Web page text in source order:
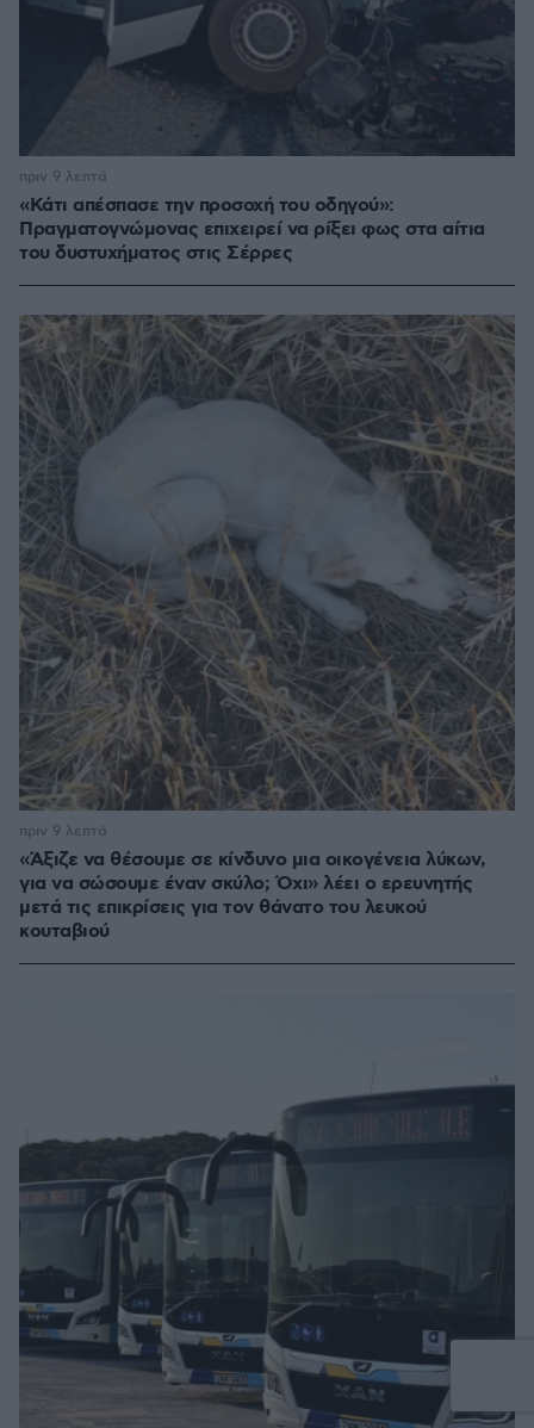
«Κάτι απέσπασε την προσοχή του οδηγού»:
Πραγματογνώμονας επιχειρεί να ρίξει φως στα αίτια
του δυστυχήματος στις Σέρρες
πριν 9 λεπτά
«Άξιζε να θέσουμε σε κίνδυνο μια οικογένεια λύκων,
για να σώσουμε έναν σκύλο; Όχι» λέει ο ερευνητής
μετά τις επικρίσεις για τον θάνατο του λευκού
κουταβιού
πριν 9 λεπτά